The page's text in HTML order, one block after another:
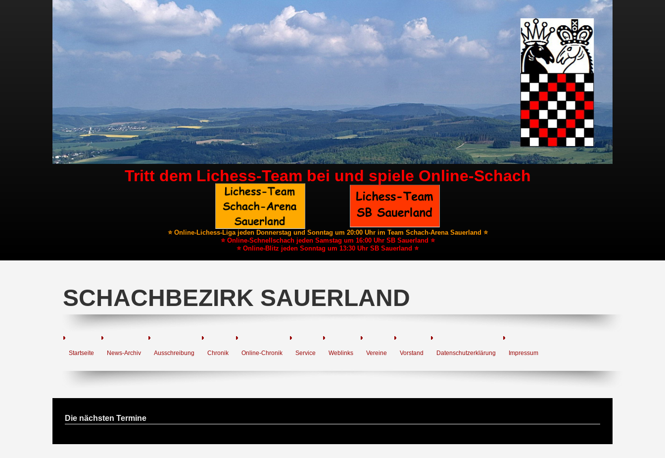
Tritt dem Lichess-Team bei und spiele Online-Schach
⭐ Online-Lichess-Liga jeden Donnerstag und Sonntag um 20:00 Uhr im Team Schach-Arena Sauerland ⭐
⭐ Online-Schnellschach jeden Samstag um 16:00 Uhr SB Sauerland ⭐
⭐ Online-Blitz jeden Sonntag um 13:30 Uhr SB Sauerland ⭐
SCHACHBEZIRK SAUERLAND
Startseite News-Archiv Ausschreibung Chronik Online-Chronik Service Weblinks Vereine Vorstand Datenschutzerklärung Impressum
Die nächsten Termine